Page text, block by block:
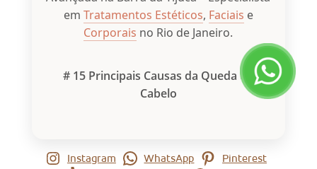
em Tratamentos Estéticos, Faciais e
Corporais no Rio de Janeiro.
# 15 Principais Causas da Queda de
Cabelo
Instagram WhatsApp Pinterest